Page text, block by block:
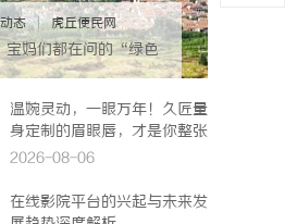
态 | 虎丘便民网
宝妈们都在问的“绿色
纸巾”到底怎么选？
温婉灵动，一眼万年！久匠量
身定制的眉眼唇，才是你整张
脸的点睛之笔！淡颜系女生的
2026-08-06
在线影院平台的兴起与未来发